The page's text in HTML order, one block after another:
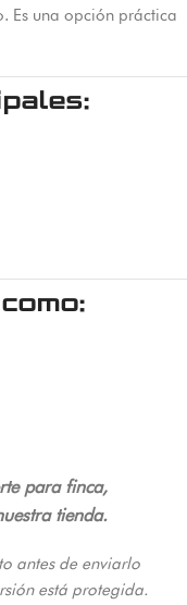
Es una opción práctica
para finca,
tienda.
antes de enviarlo
está protegida.